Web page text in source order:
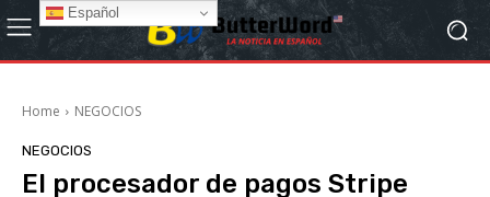
Home NEGOCIOS
NEGOCIOS
El procesador de pagos Stripe
Español